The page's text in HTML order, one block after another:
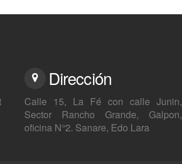
Dirección
Calle 15, La Fé con calle Junin,
Sector Rancho Grande, Galpon,
oficina N°2. Sanare, Edo Lara